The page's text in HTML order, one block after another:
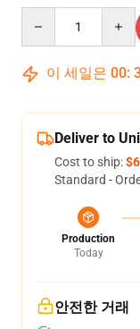
이 세일은 00:
Deliver to
Cost to ship:
Standard -
Production
Today
안전한 거래